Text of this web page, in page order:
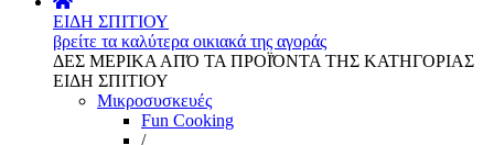
ΕΙΔΗ ΣΠΙΤΙΟΥ
βρείτε τα καλύτερα οικιακά της αγοράς
ΔΕΣ ΜΕΡΙΚΑ ΑΠΌ ΤΑ ΠΡΟΪΌΝΤΑ ΤΗΣ ΚΑΤΗΓΟΡΙΑΣ
ΕΙΔΗ ΣΠΙΤΙΟΥ
Μικροσυσκευές
Fun Cooking
/